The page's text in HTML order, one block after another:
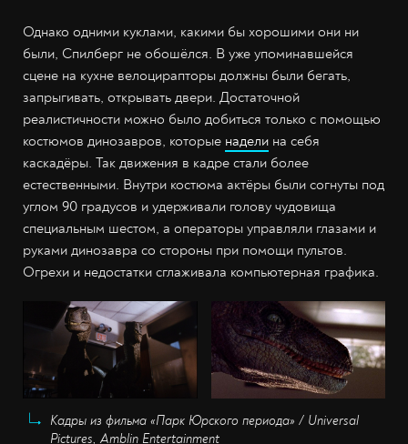
Однако одними куклами, какими бы хорошими они ни
были, Спилберг не обошёлся. В уже упоминавшейся
сцене на кухне велоцирапторы должны были бегать,
запрыгивать, открывать двери. Достаточной
реалистичности можно было добиться только с помощью
костюмов динозавров, которые надели на себя
каскадёры. Так движения в кадре стали более
естественными. Внутри костюма актёры были согнуты под
углом 90 градусов и удерживали голову чудовища
специальным шестом, а операторы управляли глазами и
руками динозавра со стороны при помощи пультов.
Огрехи и недостатки сглаживала компьютерная графика.
Кадры из фильма «Парк Юрского периода» / Universal
Pictures, Amblin Entertainment